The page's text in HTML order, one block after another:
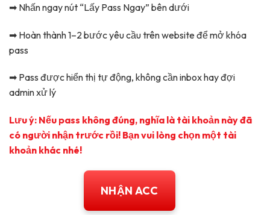
➡ Nhấn ngay nút “Lấy Pass Ngay” bên dưới
➡ Hoàn thành 1–2 bước yêu cầu trên website để mở khóa
pass
➡ Pass được hiển thị tự động, không cần inbox hay đợi
admin xử lý
Lưu ý: Nếu pass không đúng, nghĩa là tài khoản này đã
có người nhận trước rồi! Bạn vui lòng chọn một tài
khoản khác nhé!
NHẬN ACC